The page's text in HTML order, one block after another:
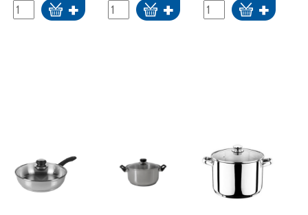
Ajouter
au
Ajouter
au
Ajouter
au